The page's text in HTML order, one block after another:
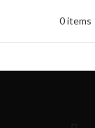
0items